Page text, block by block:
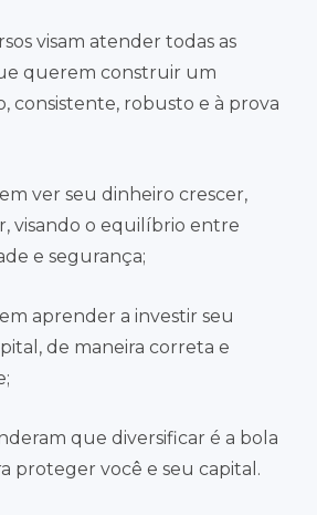
visam atender todas as
querem construir um
consistente, robusto e à prova
ver seu dinheiro crescer,
visando o equilíbrio entre
e segurança;
aprender a investir seu
de maneira correta e
que diversificar é a bola
proteger você e seu capital.